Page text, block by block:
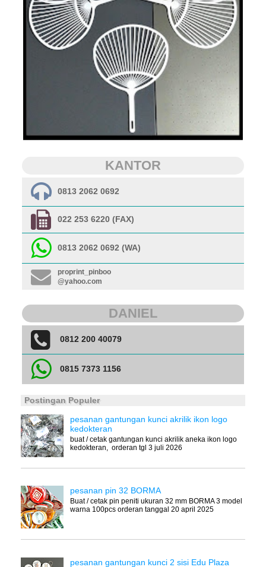
KANTOR
0813 2062 0692
022 253 6220 (FAX)
0813 2062 0692 (WA)
proprint_pinboo
@yahoo.com
DANIEL
0812 200 40079
0815 7373 1156
Postingan Populer
pesanan gantungan kunci akrilik ikon logo
kedokteran
buat / cetak gantungan kunci akrilik aneka ikon logo
kedokteran, orderan tgl 3 juli 2026
pesanan pin 32 BORMA
Buat / cetak pin peniti ukuran 32 mm BORMA 3 model
warna 100pcs orderan tanggal 20 april 2025
pesanan gantungan kunci 2 sisi Edu Plaza